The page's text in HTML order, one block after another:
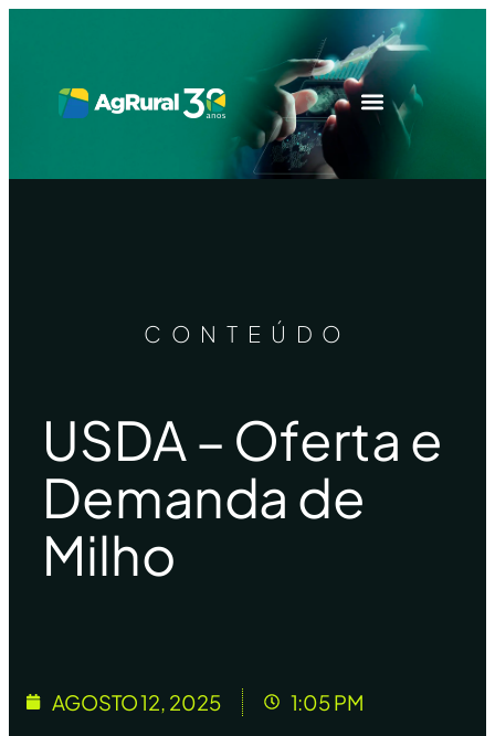
CONTEÚDO
USDA – Oferta e
Demanda de
Milho
AGOSTO 12, 2025 1:05 PM